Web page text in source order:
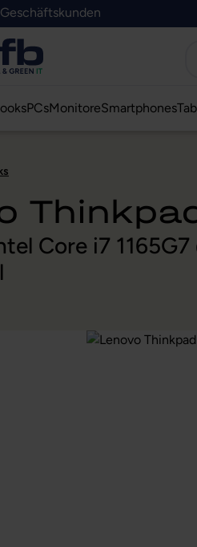
springen
B2B-Plattform springen
Geschäftskunden
PCsMonitoreSmartphones
Core i7